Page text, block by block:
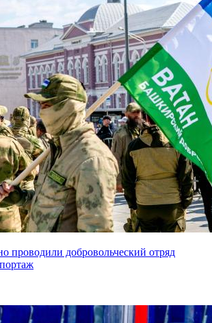
проводили добровольческий отряд